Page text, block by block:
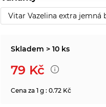
Vitar Vazelina extra jemná
Skladem > 10 ks
79 Kč
Cena za 1 g : 0.72 Kč